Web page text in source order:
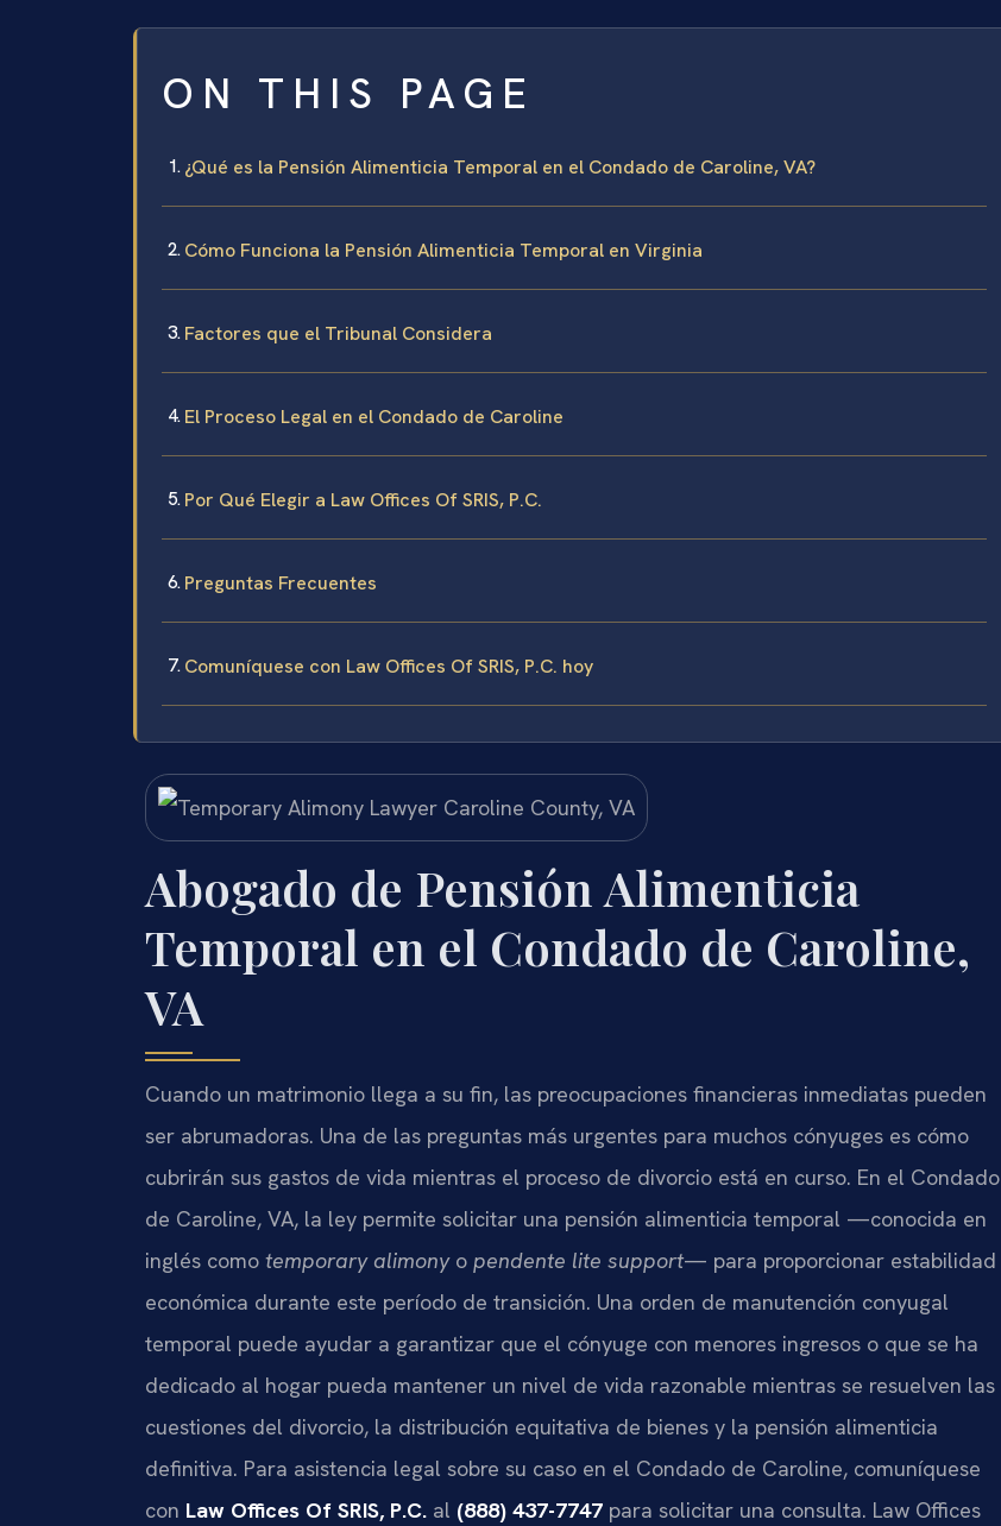
ON THIS PAGE
¿Qué es la Pensión Alimenticia Temporal en el Condado de Caroline, VA?
Cómo Funciona la Pensión Alimenticia Temporal en Virginia
Factores que el Tribunal Considera
El Proceso Legal en el Condado de Caroline
Por Qué Elegir a Law Offices Of SRIS, P.C.
Preguntas Frecuentes
Comuníquese con Law Offices Of SRIS, P.C. hoy
Abogado de Pensión Alimenticia
Temporal en el Condado de Caroline,
VA
Cuando un matrimonio llega a su fin, las preocupaciones financieras inmediatas pueden
ser abrumadoras. Una de las preguntas más urgentes para muchos cónyuges es cómo
cubrirán sus gastos de vida mientras el proceso de divorcio está en curso. En el Condado
de Caroline, VA, la ley permite solicitar una pensión alimenticia temporal —conocida en
inglés como temporary alimonyo pendente lite support— para proporcionar estabilidad
económica durante este período de transición. Una orden de manutención conyugal
temporal puede ayudar a garantizar que el cónyuge con menores ingresos o que se ha
dedicado al hogar pueda mantener un nivel de vida razonable mientras se resuelven las
cuestiones del divorcio, la distribución equitativa de bienes y la pensión alimenticia
definitiva. Para asistencia legal sobre su caso en el Condado de Caroline, comuníquese
con Law Offices Of SRIS, P.C. al (888) 437-7747 para solicitar una consulta. Law Offices